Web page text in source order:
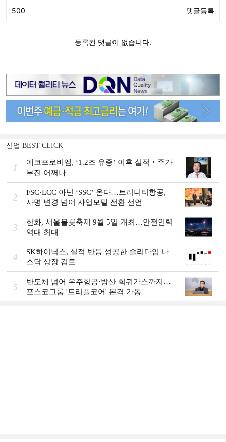
산업 BEST CLICK
1
에코프로비엠, ‘1.2조 유증’ 이후 실적‧주가
부진 어쩌나
2
FSC·LCC 아닌 ‘SSC’ 온다…트리니티항공,
사명 변경 넘어 사업모델 전환 선언
3
한화, 서울불꽃축제 9월 5일 개최…안전인력
역대 최대
4
SK하이닉스, 실적 반등 성공한 솔리다임 나
스닥 상장 검토
5
반도체 넘어 우주항공·방산 희귀가스까지…
포스코그룹 '트리플코어' 본격 가동